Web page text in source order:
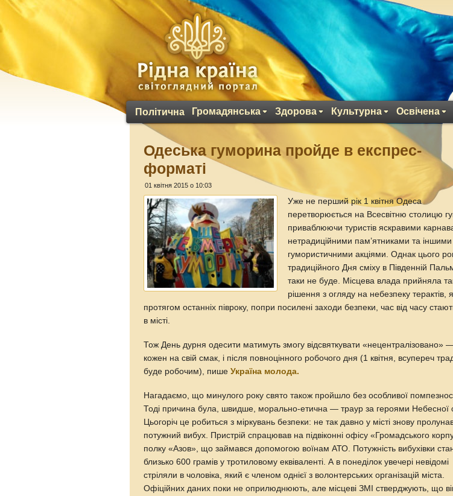
Політична Громадянська Здорова Культурна Освічена
Одеська гуморина пройде в експрес-
форматі
01 квітня 2015 о 10:03
Уже не перший рік 1 квітня Одеса
перетворюється на Всесвітню столицю
приваблюючи туристів яскравими
нетрадиційними пам’ятниками та іншими
гумористичними акціями. Однак цього
традиційного Дня сміху в Південній
таки не буде. Місцева влада прийняла
рішення з огляду на небезпеку терактів,
протягом останніх півроку, попри посилені заходи безпеки, час від часу
в місті.
Тож День дурня одесити матимуть змогу відсвяткувати «нецентралізовано»
кожен на свій смак, і після повноцінного робочого дня (1 квітня, всупереч
буде робочим), пишеУкраїна молода.
Нагадаємо, що минулого року свято також пройшло без особливої
Тоді причина була, швидше, морально-етична — траур за героями Небесної
Цьогоріч це робиться з міркувань безпеки: не так давно у місті знову
потужний вибух. Пристрій спрацював на підвіконні офісу «Громадського
полку «Азов», що займався допомогою воїнам АТО. Потужність вибухівки
близько 600 грамів у тротиловому еквіваленті. А в понеділок увечері невідомі
стріляли в чоловіка, який є членом однієї з волонтерських організацій міста.
Офіційних даних поки не оприлюднюють, але місцеві ЗМІ стверджують, що